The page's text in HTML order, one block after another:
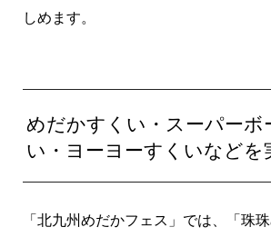
しめます。
めだかすくい・スーパーボ
い・ヨーヨーすくいなどを
「北九州めだかフェス」では、「珠